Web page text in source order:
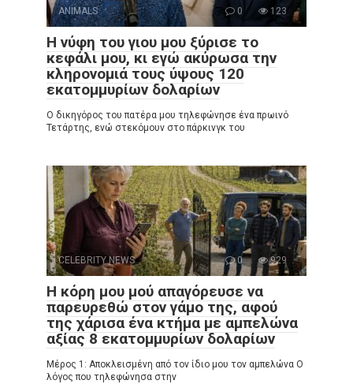
ANIMALS 0 123
Η νύφη του γιου μου ξύρισε το
κεφάλι μου, κι εγώ ακύρωσα την
κληρονομιά τους ύψους 120
εκατομμυρίων δολαρίων
Ο δικηγόρος του πατέρα μου τηλεφώνησε ένα πρωινό
Τετάρτης, ενώ στεκόμουν στο πάρκινγκ του
CELEBRITY NEWS 0 929
Η κόρη μου μού απαγόρευσε να
παρευρεθώ στον γάμο της, αφού
της χάρισα ένα κτήμα με αμπελώνα
αξίας 8 εκατομμυρίων δολαρίων
Μέρος 1: Αποκλεισμένη από τον ίδιο μου τον αμπελώνα Ο
λόγος που τηλεφώνησα στην